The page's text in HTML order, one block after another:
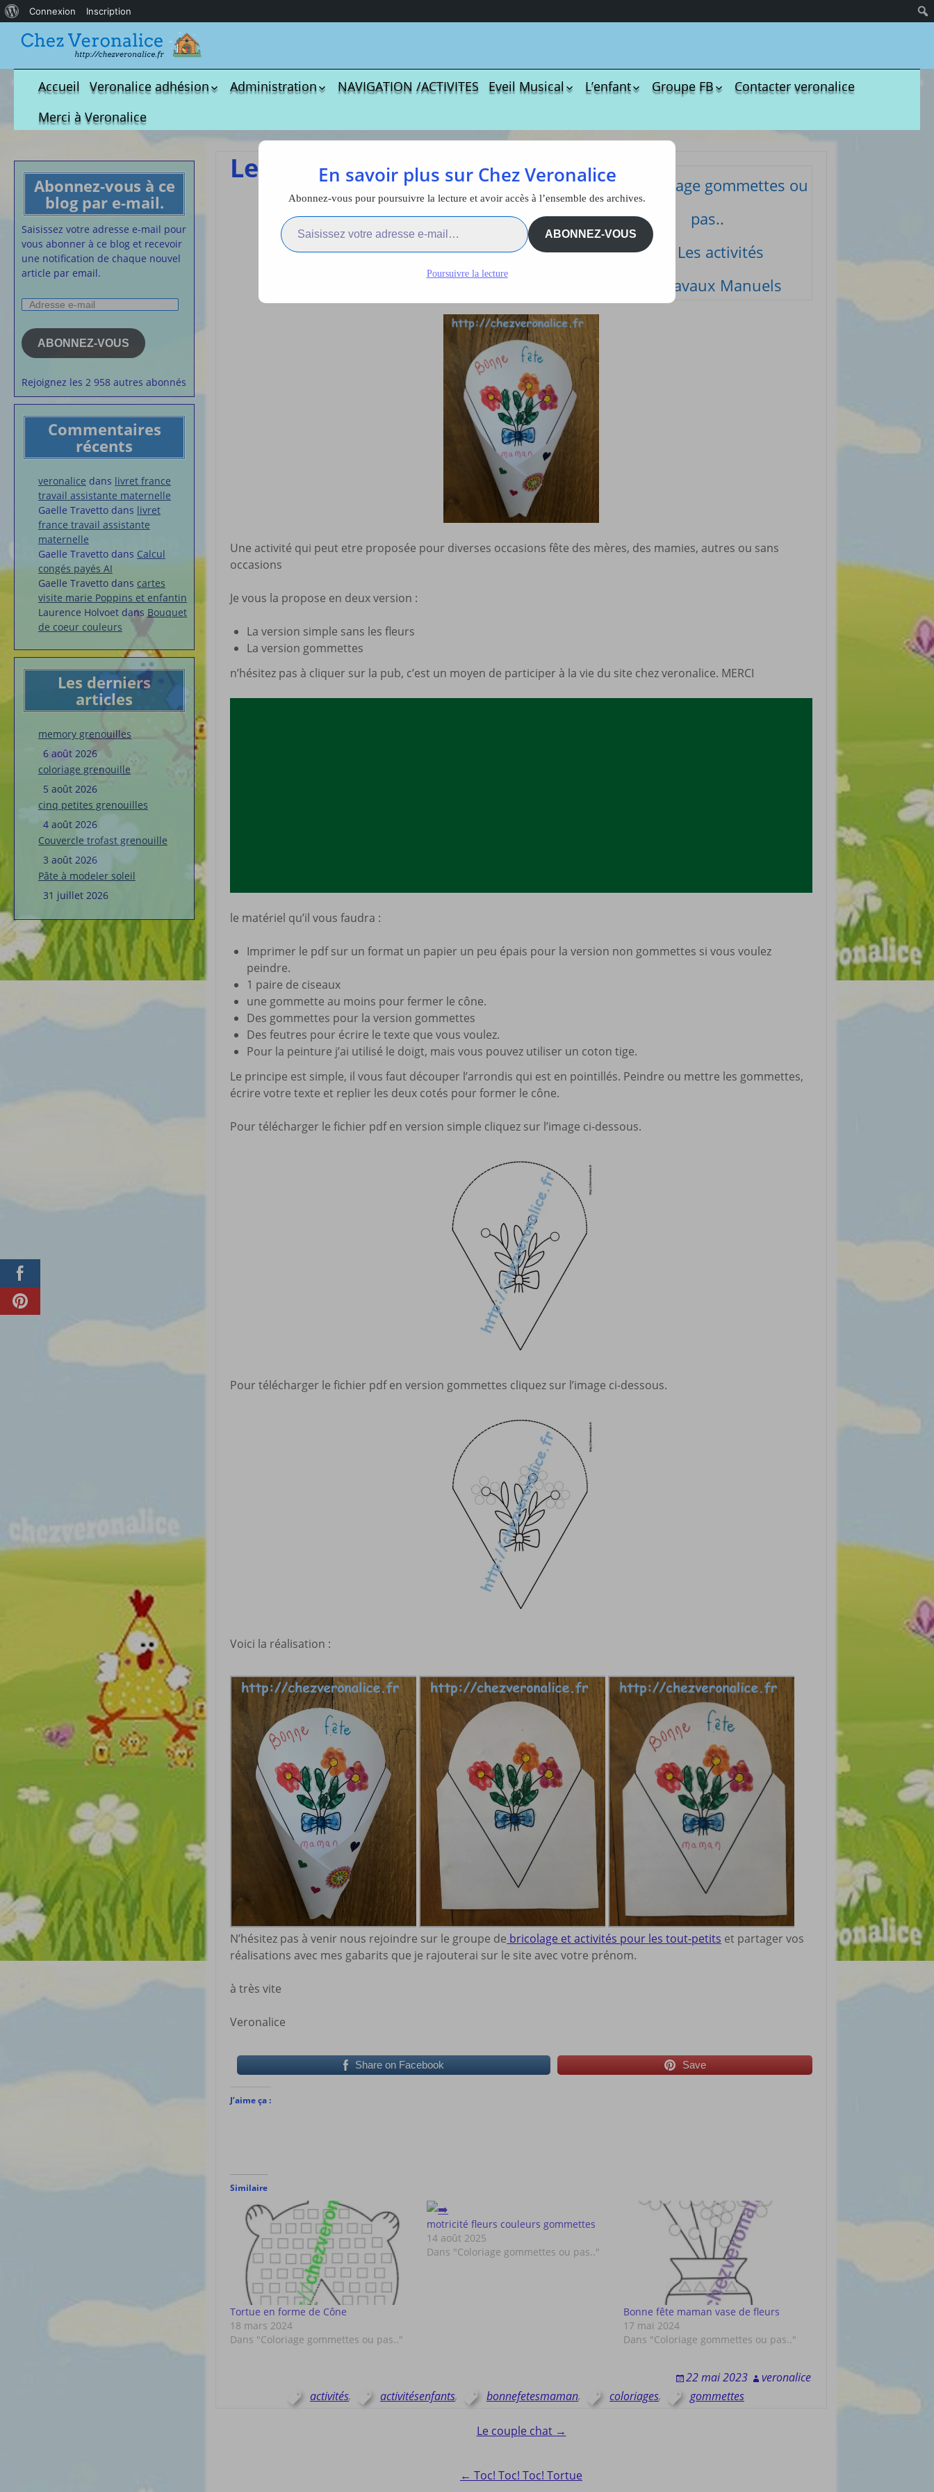
Accueil
Veronalice adhésion
Qui est-elle ?
Adhésion demandes
Administration
S.M.I.C et Cotisations
Affiches pour book
Convention
Lettres Types
Projet d’accueil
calendrier des
Vaccination
NAVIGATION /ACTIVITES
Eveil Musical
Comptines à gestes
Tablatures Musiques
Tablatures Ukulélé
L’enfant
La Séparation
Le Sommeil
La Propreté
Accueil et
transmission
Documents Enfants à
Groupe FB
Groupe de bricolage
Ukulélé Comptines
d’aménagement
pour les assmats
Pinterest chez
Contacter veronalice
Merci à Veronalice
Abonnez-vous à ce
blog par e-mail.
Saisissez votre adresse e-mail pour
vous abonner à ce blog et recevoir
une notification de chaque nouvel
article par email.
Adresse
mail
ABONNEZ-VOUS
Rejoignez les 2 958 autres abonnés
Commentaires
récents
veronalice dans livret france
travail assistante maternelle
Gaelle Travetto dans livret
france travail assistante
maternelle
Gaelle Travetto dans Calcul
congés payés AI
Gaelle Travetto dans cartes
visite marie Poppins et enfantin
Laurence Holvoet dans Bouquet
de coeur couleurs
Les derniers
articles
memory grenouilles
6 août 2026
coloriage grenouille
5 août 2026
cinq petites grenouilles
4 août 2026
Couvercle trofast grenouille
3 août 2026
Pâte à modeler soleil
31 juillet 2026
Coloriage gommettes ou
pas..
Les activités
Travaux Manuels
Le cône tige fleurs
Le cône tiges fleurs
Une activité qui peut etre proposée pour diverses occasions fête des mères, des mamies, autres ou sans
occasions
Je vous la propose en deux version :
La version simple sans les fleurs
La version gommettes
n’hésitez pas à cliquer sur la pub, c’est un moyen de participer à la vie du site chez veronalice. MERCI
le matériel qu’il vous faudra :
Imprimer le pdf sur un format un papier un peu épais pour la version non gommettes si vous voulez
peindre.
1 paire de ciseaux
une gommette au moins pour fermer le cône.
Des gommettes pour la version gommettes
Des feutres pour écrire le texte que vous voulez.
Pour la peinture j’ai utilisé le doigt, mais vous pouvez utiliser un coton tige.
Le principe est simple, il vous faut découper l’arrondis qui est en pointillés. Peindre ou mettre les gommettes,
écrire votre texte et replier les deux cotés pour former le cône.
Pour télécharger le fichier pdf en version simple cliquez sur l’image ci-dessous.
Pour télécharger le fichier pdf en version gommettes cliquez sur l’image ci-dessous.
Voici la réalisation :
N’hésitez pas à venir nous rejoindre sur le groupe de bricolage et activités pour les tout-petits et partager vos
réalisations avec mes gabarits que je rajouterai sur le site avec votre prénom.
à très vite
Veronalice
Share on Facebook Save
J’aime ça :
Similaire
Tortue en forme de Cône
18 mars 2024
Dans "Coloriage gommettes ou pas.."
motricité fleurs couleurs gommettes
14 août 2025
Dans "Coloriage gommettes ou pas.."
Bonne fête maman vase de fleurs
17 mai 2024
Dans "Coloriage gommettes ou pas.."
22 mai 2023
veronalice
activités, activitésenfants, bonnefetesmaman, coloriages, gommettes
Le couple chat →
← Toc! Toc! Toc! Tortue
En savoir plus sur Chez Veronalice
Abonnez-vous pour poursuivre la lecture et avoir accès à l’ensemble des archives.
Saisissez votre adresse e-mail…
ABONNEZ-VOUS
Poursuivre la lecture
propos
Connexion Inscription